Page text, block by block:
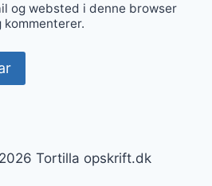
og websted i denne browser
Tortilla opskrift.dk